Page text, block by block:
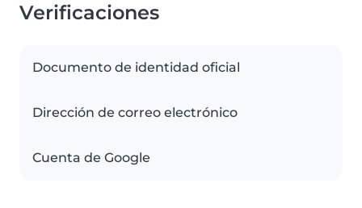
Verificaciones
Documento de identidad oficial
Dirección de correo electrónico
Cuenta de Google